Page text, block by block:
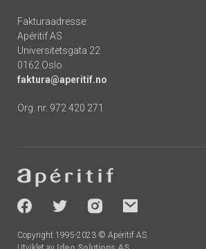
Fakturaadresse:
Apéritif AS
Universitetsgata 22
0162 Oslo
faktura@aperitif.no
Org. nr. 972 420 271
-
socials
Copyright 1995-2023 © Apéritif AS